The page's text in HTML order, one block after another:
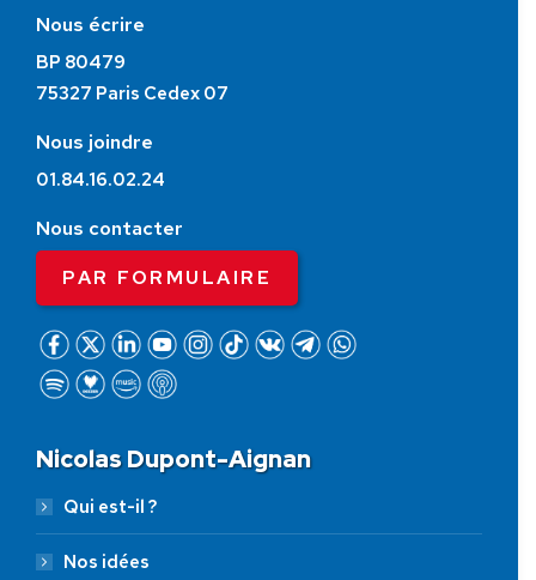
Nous écrire
BP 80479
75327 Paris Cedex 07
Nous joindre
01.84.16.02.24
Nous contacter
PAR FORMULAIRE
Nicolas Dupont-Aignan
Qui est-il ?
Nos idées